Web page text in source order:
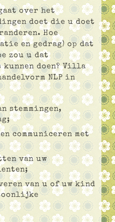
gaat over het
doet die u doet
Hoe
en gedrag) op dat
zou u dat
doen? Villa
NLP in
stemmingen,
communiceren met
van uw
van u of uw kind